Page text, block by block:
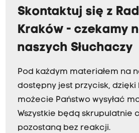
Skontaktuj się z
Kraków - czekamy
naszych Słuchaczy
Pod każdym materiałem na
dostępny jest przycisk, dzięki
możecie Państwo wysyłać
Wszystkie będą skrupulatnie
pozostaną bez reakcji.